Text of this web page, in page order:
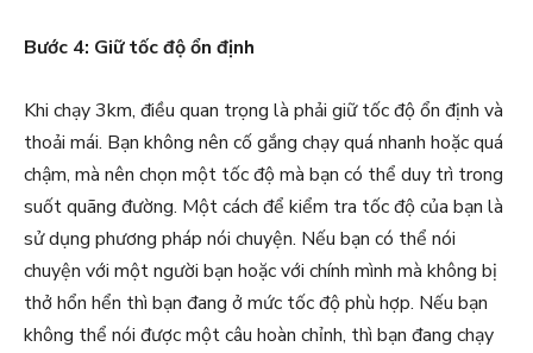
Bước 4: Giữ tốc độ ổn định
Khi chạy 3km, điều quan trọng là phải giữ tốc độ ổn định và
thoải mái. Bạn không nên cố gắng chạy quá nhanh hoặc quá
chậm, mà nên chọn một tốc độ mà bạn có thể duy trì trong
suốt quãng đường. Một cách để kiểm tra tốc độ của bạn là
sử dụng phương pháp nói chuyện. Nếu bạn có thể nói
chuyện với một người bạn hoặc với chính mình mà không bị
thở hổn hển thì bạn đang ở mức tốc độ phù hợp. Nếu bạn
không thể nói được một câu hoàn chỉnh, thì bạn đang chạy